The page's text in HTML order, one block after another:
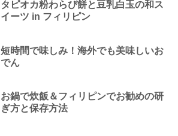
タピオカ粉わらび餅と豆乳白玉の和ス
イーツ in フィリピン
短時間で味しみ！海外でも美味しいお
でん
お鍋で炊飯＆フィリピンでお勧めの研
ぎ方と保存方法